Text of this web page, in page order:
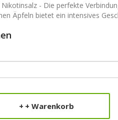
- Die perfekte
Äpfeln bietet ein intensives
+ Warenkorb